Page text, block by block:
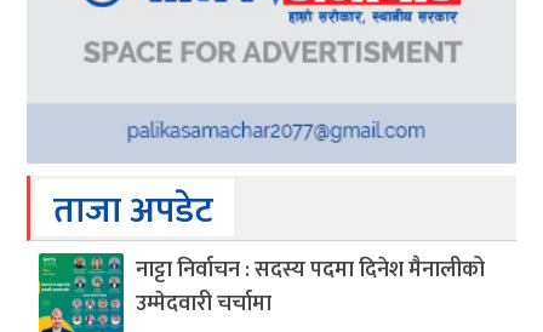
ताजा अपडेट
नाट्टा निर्वाचन : सदस्य पदमा दिनेश मैनालीको
उम्मेदवारी चर्चामा